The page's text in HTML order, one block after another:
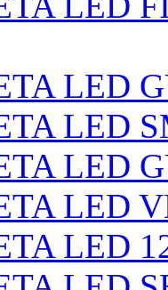
LED
LED
LED
LED
LED